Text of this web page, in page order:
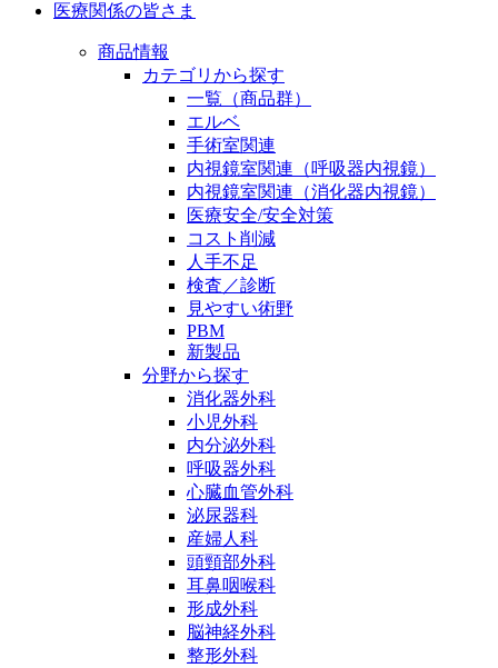
医療関係の皆さま
商品情報
カテゴリから探す
一覧（商品群）
エルベ
手術室関連
内視鏡室関連（呼吸器内視鏡）
内視鏡室関連（消化器内視鏡）
医療安全/安全対策
コスト削減
人手不足
検査／診断
見やすい術野
PBM
新製品
分野から探す
消化器外科
小児外科
内分泌外科
呼吸器外科
心臓血管外科
泌尿器科
産婦人科
頭頸部外科
耳鼻咽喉科
形成外科
脳神経外科
整形外科